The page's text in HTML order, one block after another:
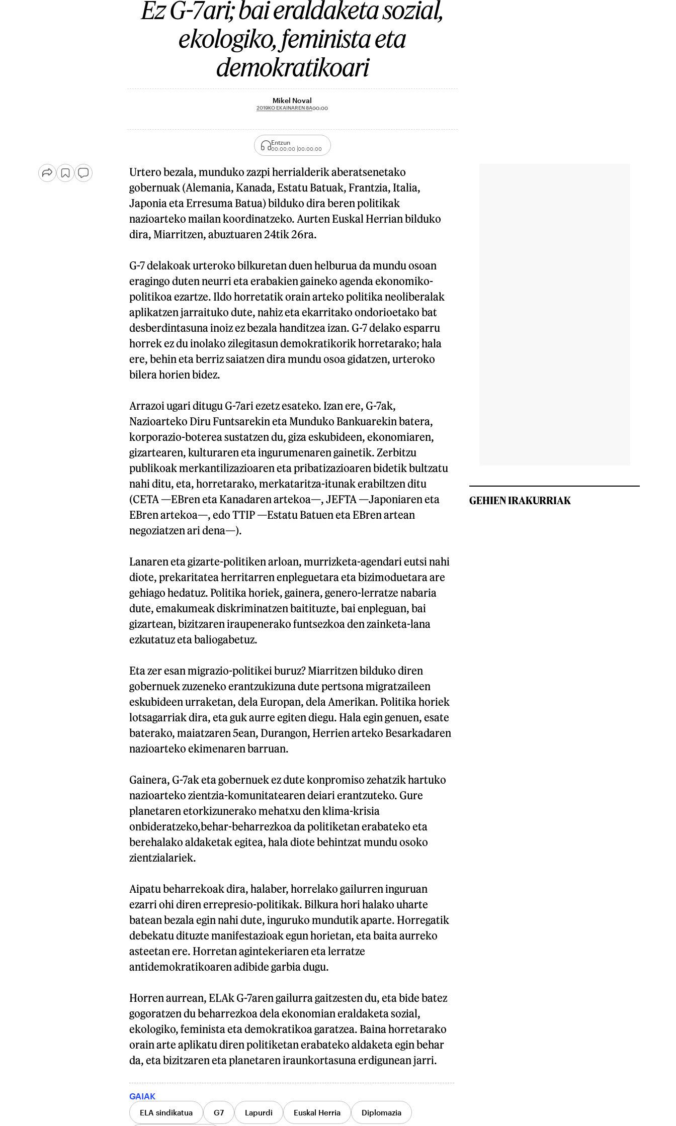
Ez G-7ari; bai eraldaketa sozial,
ekologiko, feminista eta
demokratikoari
Mikel Noval
2019KO EKAINAREN 8A00:00
Entzun
00:00:00 00:00:00
Urtero bezala, munduko zazpi herrialderik aberatsenetako
gobernuak (Alemania, Kanada, Estatu Batuak, Frantzia, Italia,
Japonia eta Erresuma Batua) bilduko dira beren politikak
nazioarteko mailan koordinatzeko. Aurten Euskal Herrian bilduko
dira, Miarritzen, abuztuaren 24tik 26ra.
G-7 delakoak urteroko bilkuretan duen helburua da mundu osoan
eragingo duten neurri eta erabakien gaineko agenda ekonomiko-
politikoa ezartze. Ildo horretatik orain arteko politika neoliberalak
aplikatzen jarraituko dute, nahiz eta ekarritako ondorioetako bat
desberdintasuna inoiz ez bezala handitzea izan. G-7 delako esparru
horrek ez du inolako zilegitasun demokratikorik horretarako; hala
ere, behin eta berriz saiatzen dira mundu osoa gidatzen, urteroko
bilera horien bidez.
Arrazoi ugari ditugu G-7ari ezetz esateko. Izan ere, G-7ak,
Nazioarteko Diru Funtsarekin eta Munduko Bankuarekin batera,
korporazio-boterea sustatzen du, giza eskubideen, ekonomiaren,
gizartearen, kulturaren eta ingurumenaren gainetik. Zerbitzu
publikoak merkantilizazioaren eta pribatizazioaren bidetik bultzatu
nahi ditu, eta, horretarako, merkataritza-itunak erabiltzen ditu
(CETA —EBren eta Kanadaren artekoa—, JEFTA —Japoniaren eta
EBren artekoa—, edo TTIP —Estatu Batuen eta EBren artean
negoziatzen ari dena—).
Lanaren eta gizarte-politiken arloan, murrizketa-agendari eutsi nahi
diote, prekaritatea herritarren enpleguetara eta bizimoduetara are
gehiago hedatuz. Politika horiek, gainera, genero-lerratze nabaria
dute, emakumeak diskriminatzen baitituzte, bai enpleguan, bai
gizartean, bizitzaren iraupenerako funtsezkoa den zainketa-lana
ezkutatuz eta baliogabetuz.
Eta zer esan migrazio-politikei buruz? Miarritzen bilduko diren
gobernuek zuzeneko erantzukizuna dute pertsona migratzaileen
eskubideen urraketan, dela Europan, dela Amerikan. Politika horiek
lotsagarriak dira, eta guk aurre egiten diegu. Hala egin genuen, esate
baterako, maiatzaren 5ean, Durangon, Herrien arteko Besarkadaren
nazioarteko ekimenaren barruan.
Gainera, G-7ak eta gobernuek ez dute konpromiso zehatzik hartuko
nazioarteko zientzia-komunitatearen deiari erantzuteko. Gure
planetaren etorkizunerako mehatxu den klima-krisia
onbideratzeko,behar-beharrezkoa da politiketan erabateko eta
berehalako aldaketak egitea, hala diote behintzat mundu osoko
zientzialariek.
Aipatu beharrekoak dira, halaber, horrelako gailurren inguruan
ezarri ohi diren errepresio-politikak. Bilkura hori halako uharte
batean bezala egin nahi dute, inguruko mundutik aparte. Horregatik
debekatu dituzte manifestazioak egun horietan, eta baita aurreko
asteetan ere. Horretan agintekeriaren eta lerratze
antidemokratikoaren adibide garbia dugu.
Horren aurrean, ELAk G-7aren gailurra gaitzesten du, eta bide batez
gogoratzen du beharrezkoa dela ekonomian eraldaketa sozial,
ekologiko, feminista eta demokratikoa garatzea. Baina horretarako
orain arte aplikatu diren politiketan erabateko aldaketa egin behar
da, eta bizitzaren eta planetaren iraunkortasuna erdigunean jarri.
GAIAK
ELA sindikatua G7 Lapurdi Euskal Herria Diplomazia
GEHIEN IRAKURRIAK